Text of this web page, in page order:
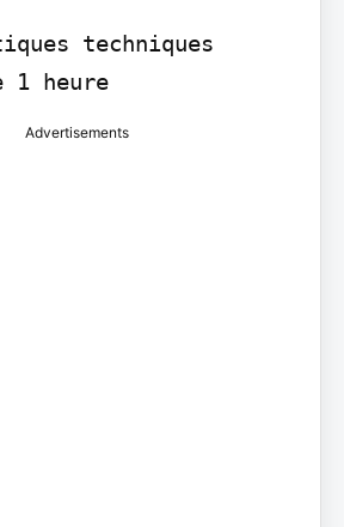
techniques
1 heure
Advertisements